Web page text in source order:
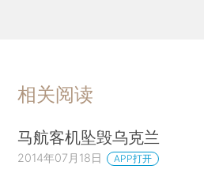
相关阅读
马航客机坠毁乌克兰
2014年07月18日 APP打开